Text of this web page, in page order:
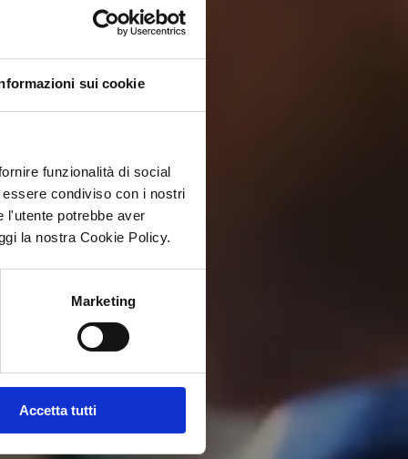
sui cookie
funzionalità di social
condiviso con i nostri
l'utente potrebbe aver
la nostra Cookie Policy.
Marketing
Accetta tutti